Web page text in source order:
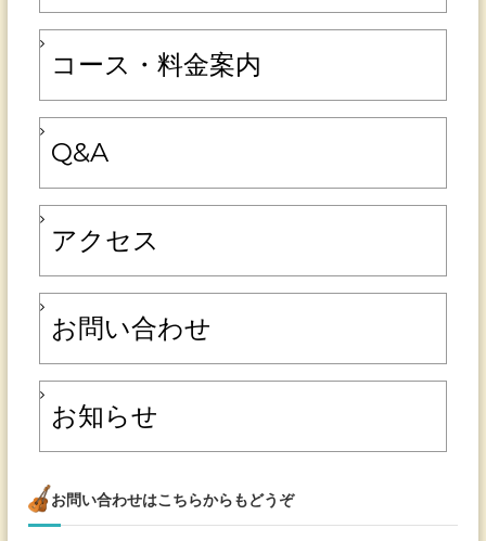
コース・料金案内
Q&A
アクセス
お問い合わせ
お知らせ
お問い合わせはこちらからもどうぞ